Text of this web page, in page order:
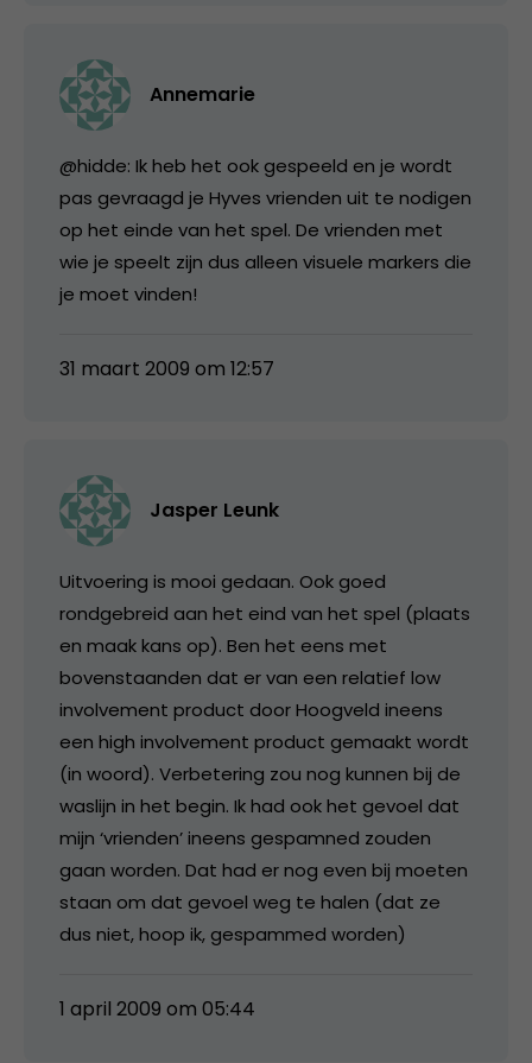
Annemarie
@hidde: Ik heb het ook gespeeld en je wordt
pas gevraagd je Hyves vrienden uit te nodigen
op het einde van het spel. De vrienden met
wie je speelt zijn dus alleen visuele markers die
je moet vinden!
31 maart 2009 om 12:57
Jasper Leunk
Uitvoering is mooi gedaan. Ook goed
rondgebreid aan het eind van het spel (plaats
en maak kans op). Ben het eens met
bovenstaanden dat er van een relatief low
involvement product door Hoogveld ineens
een high involvement product gemaakt wordt
(in woord). Verbetering zou nog kunnen bij de
waslijn in het begin. Ik had ook het gevoel dat
mijn ‘vrienden’ ineens gespamned zouden
gaan worden. Dat had er nog even bij moeten
staan om dat gevoel weg te halen (dat ze
dus niet, hoop ik, gespammed worden)
1 april 2009 om 05:44